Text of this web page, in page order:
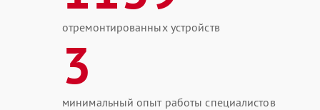
отремонтированных устройств
3
минимальный опыт работы специалистов